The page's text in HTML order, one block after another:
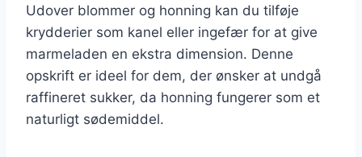
Udover blommer og honning kan du tilføje
krydderier som kanel eller ingefær for at give
marmeladen en ekstra dimension. Denne
opskrift er ideel for dem, der ønsker at undgå
raffineret sukker, da honning fungerer som et
naturligt sødemiddel.